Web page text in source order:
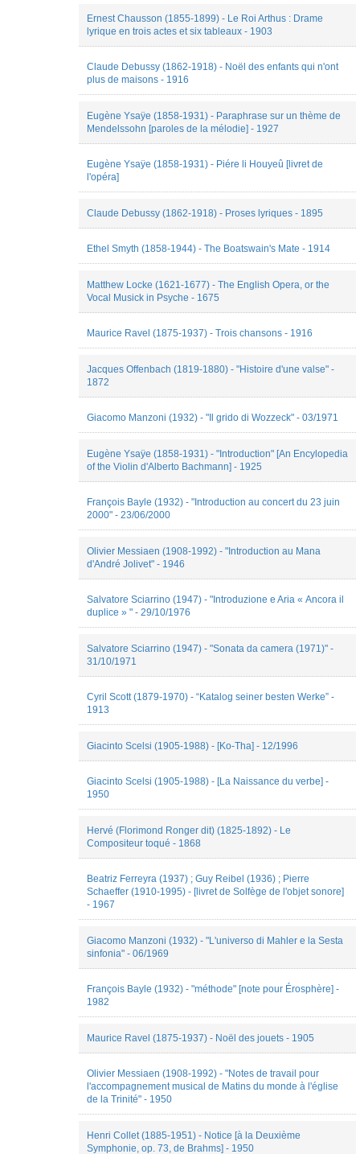
Ernest Chausson (1855-1899) - Le Roi Arthus : Drame
lyrique en trois actes et six tableaux - 1903
Claude Debussy (1862-1918) - Noël des enfants qui n'ont
plus de maisons - 1916
Eugène Ysaÿe (1858-1931) - Paraphrase sur un thème de
Mendelssohn [paroles de la mélodie] - 1927
Eugène Ysaÿe (1858-1931) - Piére li Houyeû [livret de
l'opéra]
Claude Debussy (1862-1918) - Proses lyriques - 1895
Ethel Smyth (1858-1944) - The Boatswain's Mate - 1914
Matthew Locke (1621-1677) - The English Opera, or the
Vocal Musick in Psyche - 1675
Maurice Ravel (1875-1937) - Trois chansons - 1916
Jacques Offenbach (1819-1880) - "Histoire d'une valse" -
1872
Giacomo Manzoni (1932) - "Il grido di Wozzeck" - 03/1971
Eugène Ysaÿe (1858-1931) - "Introduction" [An Encylopedia
of the Violin d'Alberto Bachmann] - 1925
François Bayle (1932) - "Introduction au concert du 23 juin
2000" - 23/06/2000
Olivier Messiaen (1908-1992) - "Introduction au Mana
d'André Jolivet" - 1946
Salvatore Sciarrino (1947) - "Introduzione e Aria « Ancora il
duplice » " - 29/10/1976
Salvatore Sciarrino (1947) - "Sonata da camera (1971)" -
31/10/1971
Cyril Scott (1879-1970) - “Katalog seiner besten Werke” -
1913
Giacinto Scelsi (1905-1988) - [Ko-Tha] - 12/1996
Giacinto Scelsi (1905-1988) - [La Naissance du verbe] -
1950
Hervé (Florimond Ronger dit) (1825-1892) - Le
Compositeur toqué - 1868
Beatriz Ferreyra (1937) ; Guy Reibel (1936) ; Pierre
Schaeffer (1910-1995) - [livret de Solfège de l'objet sonore]
- 1967
Giacomo Manzoni (1932) - "L'universo di Mahler e la Sesta
sinfonia" - 06/1969
François Bayle (1932) - "méthode" [note pour Érosphère] -
1982
Maurice Ravel (1875-1937) - Noël des jouets - 1905
Olivier Messiaen (1908-1992) - "Notes de travail pour
l'accompagnement musical de Matins du monde à l'église
de la Trinité" - 1950
Henri Collet (1885-1951) - Notice [à la Deuxième
Symphonie, op. 73, de Brahms] - 1950